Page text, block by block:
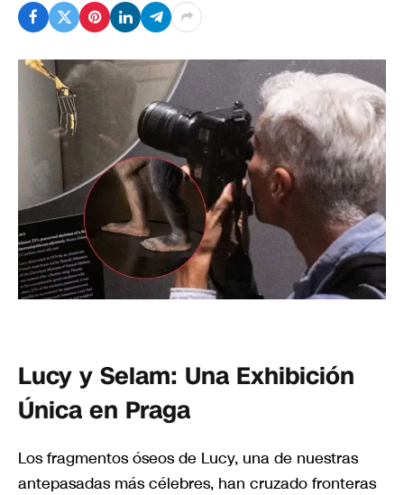
Lucy y Selam: Una Exhibición
Única en Praga
Los fragmentos óseos de Lucy, una de nuestras
antepasadas más célebres, han cruzado fronteras